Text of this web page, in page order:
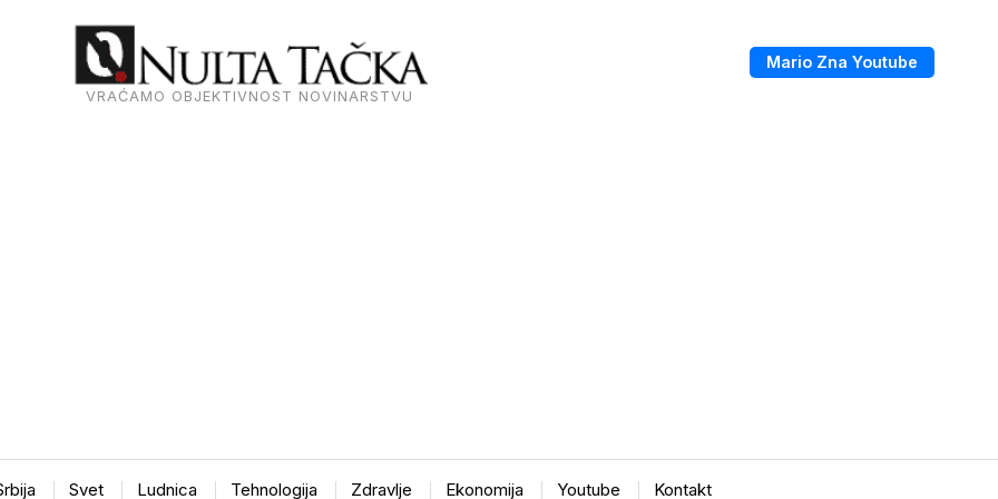
VRAĆAMO OBJEKTIVNOST NOVINARSTVU
Mario Zna Youtube
Svet Ludnica Tehnologija Zdravlje Ekonomija Youtube Kontakt